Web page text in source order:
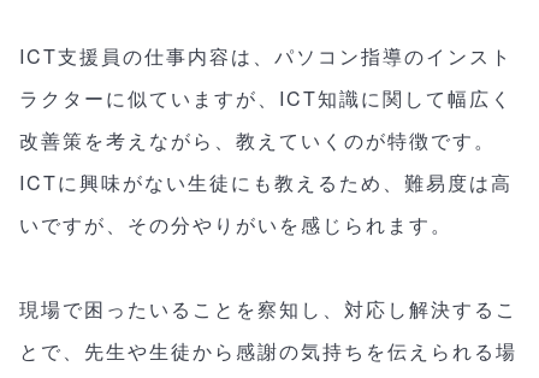
ICT支援員の仕事内容は、パソコン指導のインスト
ラクターに似ていますが、ICT知識に関して幅広く
改善策を考えながら、教えていくのが特徴です。
ICTに興味がない生徒にも教えるため、難易度は高
いですが、その分やりがいを感じられます。
現場で困ったいることを察知し、対応し解決するこ
とで、先生や生徒から感謝の気持ちを伝えられる場